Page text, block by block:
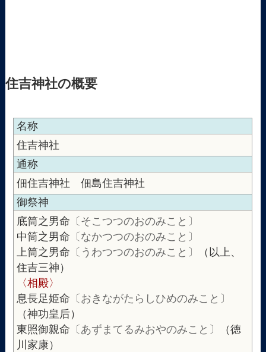
住吉神社の概要
名称
住吉神社
通称
佃住吉神社 佃島住吉神社
御祭神
底筒之男命 〔そこつつのおのみこと〕
中筒之男命 〔なかつつのおのみこと〕
上筒之男命 〔うわつつのおのみこと〕
（以上、
住吉三神）
〈相殿〉
息長足姫命 〔おきながたらしひめのみこと〕
（神功皇后）
東照御親命 〔あずまてるみおやのみこと〕
（徳
川家康）